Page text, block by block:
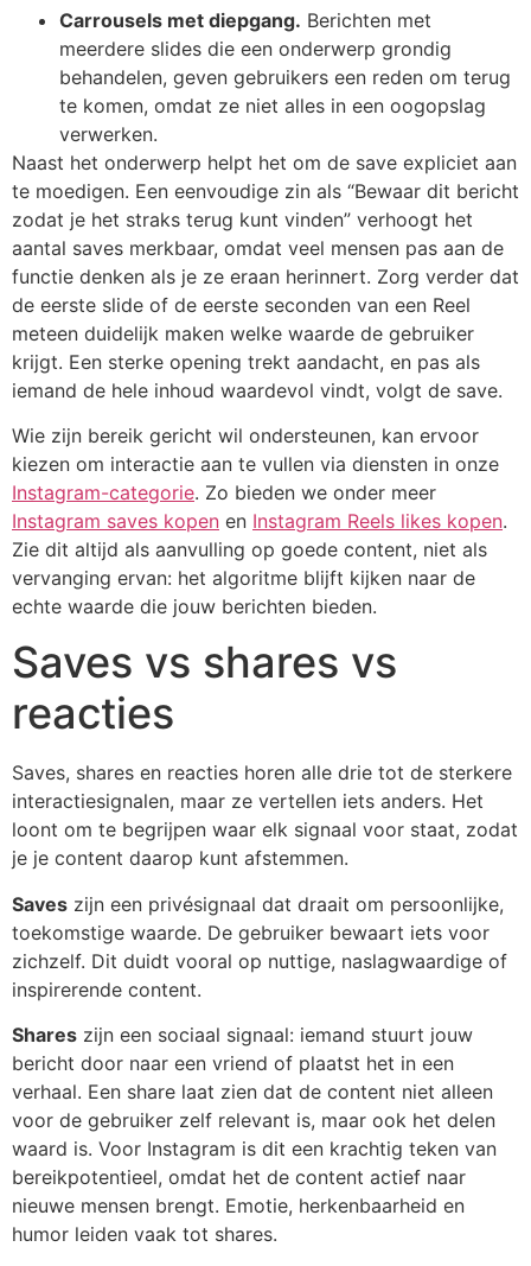
Carrousels met diepgang. Berichten met
meerdere slides die een onderwerp grondig
behandelen, geven gebruikers een reden om terug
te komen, omdat ze niet alles in een oogopslag
verwerken.
Naast het onderwerp helpt het om de save expliciet aan
te moedigen. Een eenvoudige zin als “Bewaar dit bericht
zodat je het straks terug kunt vinden” verhoogt het
aantal saves merkbaar, omdat veel mensen pas aan de
functie denken als je ze eraan herinnert. Zorg verder dat
de eerste slide of de eerste seconden van een Reel
meteen duidelijk maken welke waarde de gebruiker
krijgt. Een sterke opening trekt aandacht, en pas als
iemand de hele inhoud waardevol vindt, volgt de save.
Wie zijn bereik gericht wil ondersteunen, kan ervoor
kiezen om interactie aan te vullen via diensten in onze
Instagram-categorie. Zo bieden we onder meer
Instagram saves kopen en Instagram Reels likes kopen.
Zie dit altijd als aanvulling op goede content, niet als
vervanging ervan: het algoritme blijft kijken naar de
echte waarde die jouw berichten bieden.
Saves vs shares vs
reacties
Saves, shares en reacties horen alle drie tot de sterkere
interactiesignalen, maar ze vertellen iets anders. Het
loont om te begrijpen waar elk signaal voor staat, zodat
je je content daarop kunt afstemmen.
Saves zijn een privésignaal dat draait om persoonlijke,
toekomstige waarde. De gebruiker bewaart iets voor
zichzelf. Dit duidt vooral op nuttige, naslagwaardige of
inspirerende content.
Shares zijn een sociaal signaal: iemand stuurt jouw
bericht door naar een vriend of plaatst het in een
verhaal. Een share laat zien dat de content niet alleen
voor de gebruiker zelf relevant is, maar ook het delen
waard is. Voor Instagram is dit een krachtig teken van
bereikpotentieel, omdat het de content actief naar
nieuwe mensen brengt. Emotie, herkenbaarheid en
humor leiden vaak tot shares.